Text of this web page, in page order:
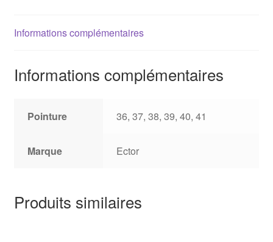
Informations complémentaires
Informations complémentaires
Pointure 36, 37, 38, 39, 40, 41
Marque Ector
Produits similaires